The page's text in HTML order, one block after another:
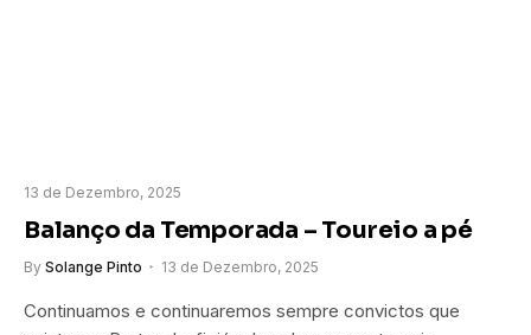
13 de Dezembro, 2025
Balanço da Temporada – Toureio a pé
By Solange Pinto 13 de Dezembro, 2025
Continuamos e continuaremos sempre convictos que